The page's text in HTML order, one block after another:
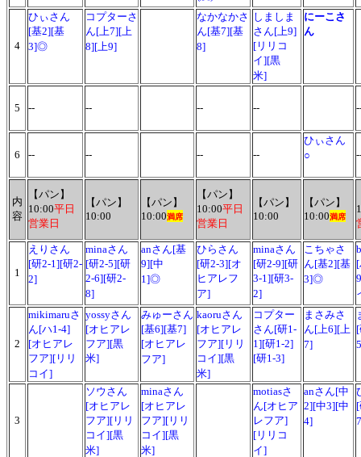
4
ひぃさん
[基2][基
3]◎
コプターさ
ん[上7][上
8][上9]
なかなかさ
ん[基7][基
8]
しましま
さん[上9]
[リリコ
イ][黒
米]
にーこさ
ん
5 -- -- -- --
6 -- -- -- --
ひぃさん
○
内
容
【パン】
10:00平日
営業日
【パン】
10:00
【パン】
10:00満席
【パン】
10:00平日
営業日
【パン】
10:00
【パン】
10:00満席
1
えりさん
[研2-1][研2-
2]
minaさん
[研2-5][研
2-6][研2-
8]
anさん[基
9][中
1]◎
ひらさん
[研2-3][オ
ヒアレフ
ア]
minaさん
[研2-9][研
3-1][研3-
2]
こちゃさ
ん[基2][基
3]◎
2
mikimaruさ
ん[ハ1-4]
[オヒアレ
フア][リリ
コイ]
yossyさん
[オヒアレ
フア][黒
米]
みゅーさん
[基6][基7]
[オヒアレ
フア]
kaoruさん
[オヒアレ
フア][リリ
コイ][黒
米]
コプター
さん[研1-
1][研1-2]
[研1-3]
まさみさ
ん[上6][上
7]
3
ソウさん
[オヒアレ
フア][リリ
コイ][黒
米]
minaさん
[オヒアレ
フア][リリ
コイ][黒
米]
motiasさ
ん[オヒア
レフア]
[リリコ
イ]
anさん[中
2][中3][中
4]